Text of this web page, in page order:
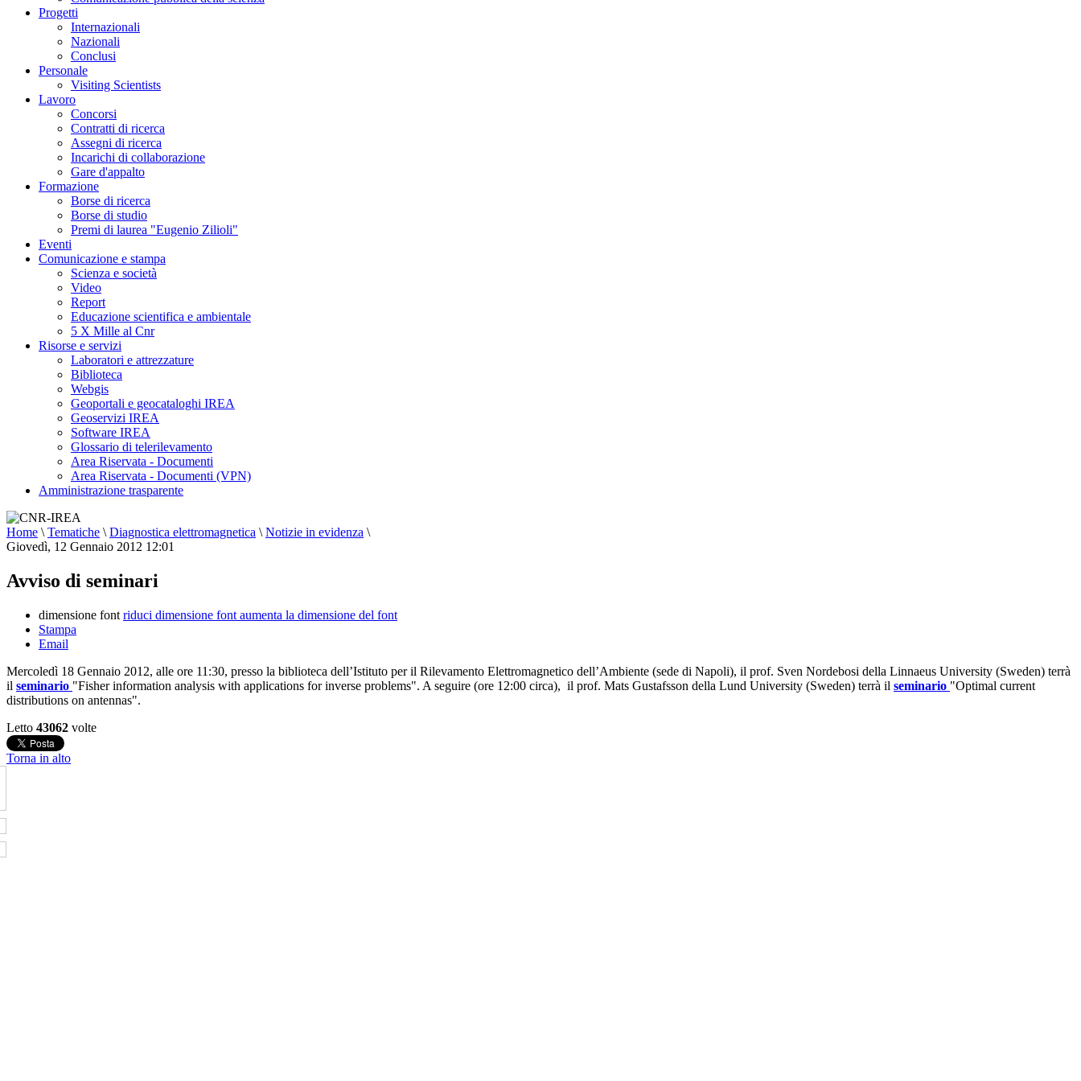
Progetti
Internazionali
Nazionali
Conclusi
Personale
Visiting Scientists
Lavoro
Concorsi
Contratti di ricerca
Assegni di ricerca
Incarichi di collaborazione
Gare d'appalto
Formazione
Borse di ricerca
Borse di studio
Premi di laurea "Eugenio Zilioli"
Eventi
Comunicazione e stampa
Scienza e società
Video
Report
Educazione scientifica e ambientale
5 X Mille al Cnr
Risorse e servizi
Laboratori e attrezzature
Biblioteca
Webgis
Geoportali e geocataloghi IREA
Geoservizi IREA
Software IREA
Glossario di telerilevamento
Area Riservata - Documenti
Area Riservata - Documenti (VPN)
Amministrazione trasparente
Home \ Tematiche \ Diagnostica elettromagnetica \ Notizie in evidenza \
Giovedì, 12 Gennaio 2012 12:01
Avviso di seminari
dimensione font riduci dimensione font aumenta la dimensione del font
Stampa
Email
Mercoledì 18 Gennaio 2012, alle ore 11:30, presso la biblioteca dell’Istituto per il Rilevamento Elettromagnetico dell’Ambiente (sede di Napoli), il prof. Sven Nordebosi della Linnaeus University (Sweden) terrà
il seminario "Fisher information analysis with applications for inverse problems". A seguire (ore 12:00 circa), il prof. Mats Gustafsson della Lund University (Sweden) terrà il seminario "Optimal current
distributions on antennas".
Letto 43062 volte
Torna in alto